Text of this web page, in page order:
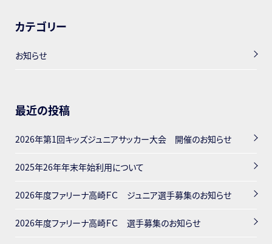
カテゴリー
お知らせ
最近の投稿
2026年第1回キッズジュニアサッカー大会 開催のお知らせ
2025年26年年末年始利用について
2026年度ファリーナ高崎ＦＣ ジュニア選手募集のお知らせ
2026年度ファリーナ高崎ＦＣ 選手募集のお知らせ